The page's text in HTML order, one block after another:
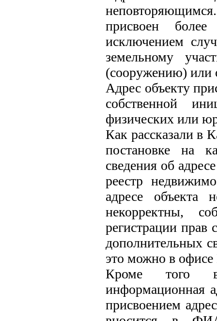
присвоен
исключением
земельному
(сооружению) или
Адрес объекту
собственной
физических или
Как рассказали в
постановке на
сведения об
реестр
адресе объекта
некорректны,
регистрации
дополнительных
это можно в
Кроме того в
информационная
присвоением